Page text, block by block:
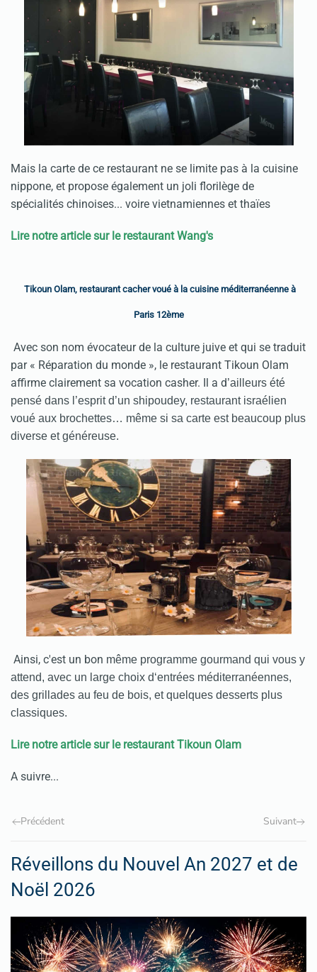
Mais la carte de ce restaurant ne se limite pas à la cuisine
nippone, et propose également un joli florilège de
spécialités chinoises... voire vietnamiennes et thaïes
Lire notre article sur le restaurant Wang's
Tikoun Olam, restaurant cacher voué à la cuisine méditerranéenne à
Paris 12ème
Avec son nom évocateur de la culture juive et qui se traduit
par « Réparation du monde », le restaurant Tikoun Olam
affirme clairement sa vocation casher. Il a d’ailleurs été
pensé dans l’esprit d’un shipoudey, restaurant israélien
voué aux brochettes… même si sa carte est beaucoup plus
diverse et généreuse.
Ainsi, c'est un bon même programme gourmand qui vous y
attend, avec un large choix d‘entrées méditerranéennes,
des grillades au feu de bois, et quelques desserts plus
classiques.
Lire notre article sur le restaurant Tikoun Olam
A suivre...
Précédent Suivant
Réveillons du Nouvel An 2027 et de
Noël 2026